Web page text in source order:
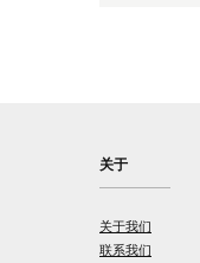
关于
关于我们
联系我们